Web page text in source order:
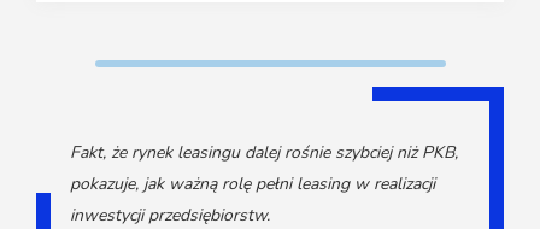
Fakt, że rynek leasingu dalej rośnie szybciej niż PKB,
pokazuje, jak ważną rolę pełni leasing w realizacji
inwestycji przedsiębiorstw.